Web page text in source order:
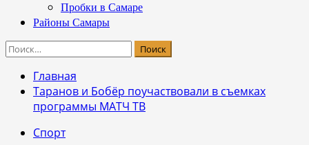
Пробки в Самаре
Районы Самары
Найти:
Главная
Таранов и Бобёр поучаствовали в съемках
программы МАТЧ ТВ
Спорт